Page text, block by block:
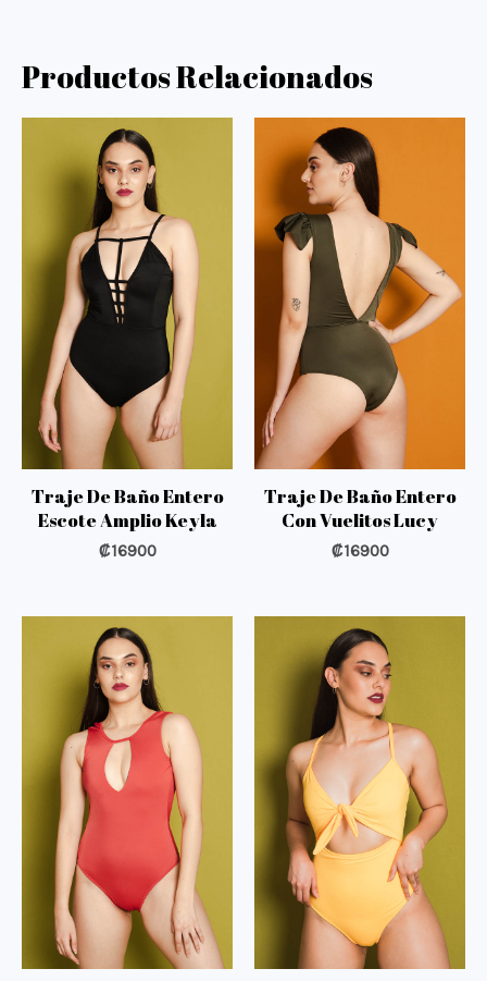
Productos Relacionados
Traje De Baño Entero
Escote Amplio Keyla
₡16900
Traje De Baño Entero
Con Vuelitos Lucy
₡16900